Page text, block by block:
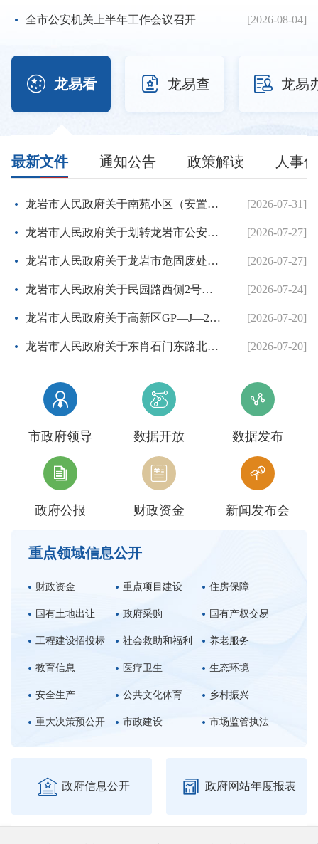
[2026-08-04]
全市公安机关上半年工作会议召开
 龙易看  龙易查  龙易
最新文件 通知公告 政策解读 人事
[2026-07-31]
龙岩市人民政府关于南苑小区（安置房）项目建设用地的批复
[2026-07-27]
龙岩市人民政府关于划转龙岩市公安局国有建设用地使用权的批复
[2026-07-27]
龙岩市人民政府关于龙岩市危固废处置中心二期项目协议出让方案的批复
[2026-07-24]
龙岩市人民政府关于民园路西侧2号地块等两个控制性详细规划的批复
[2026-07-20]
龙岩市人民政府关于高新区GP—J—26地块控制性详细规划的批复
[2026-07-20]
龙岩市人民政府关于东肖石门东路北侧等3个地块项目控制性详细规划调整方案的批复

市政府领导

数据开放

数据发布

政府公报

财政资金

新闻发布会
重点领域信息公开
财政资金 重点项目建设 住房保障
国有土地出让 政府采购 国有产权交易
工程建设招投标 社会救助和福利 养老服务
教育信息 医疗卫生 生态环境
安全生产 公共文化体育 乡村振兴
重大决策预公开 市政建设 市场监管执法
 政府信息公开  政府网站年度报表